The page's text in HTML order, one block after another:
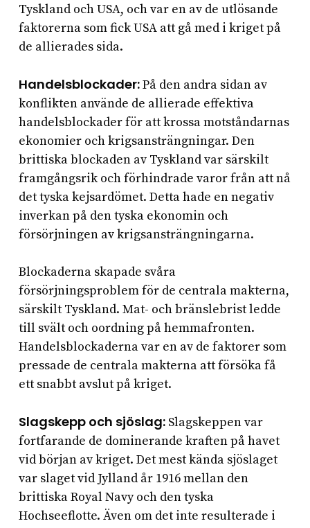
Tyskland och USA, och var en av de utlösande
faktorerna som fick USA att gå med i kriget på
de allierades sida.
Handelsblockader:På den andra sidan av
konflikten använde de allierade effektiva
handelsblockader för att krossa motståndarnas
ekonomier och krigsansträngningar. Den
brittiska blockaden av Tyskland var särskilt
framgångsrik och förhindrade varor från att nå
det tyska kejsardömet. Detta hade en negativ
inverkan på den tyska ekonomin och
försörjningen av krigsansträngningarna.
Blockaderna skapade svåra
försörjningsproblem för de centrala makterna,
särskilt Tyskland. Mat- och bränslebrist ledde
till svält och oordning på hemmafronten.
Handelsblockaderna var en av de faktorer som
pressade de centrala makterna att försöka få
ett snabbt avslut på kriget.
Slagskepp och sjöslag: Slagskeppen var
fortfarande de dominerande kraften på havet
vid början av kriget. Det mest kända sjöslaget
var slaget vid Jylland år 1916 mellan den
brittiska Royal Navy och den tyska
Hochseeflotte. Även om det inte resulterade i